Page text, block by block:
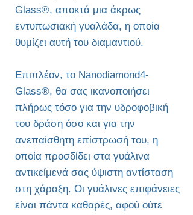
Glass®, αποκτά μια άκρως
εντυπωσιακή γυαλάδα, η οποία
θυμίζει αυτή του διαμαντιού.
Επιπλέον, το Nanodiamond4-
Glass®, θα σας ικανοποιήσει
πλήρως τόσο για την υδροφοβική
του δράση όσο και για την
ανεπαίσθητη επίστρωσή του, η
οποία προσδίδει στα γυάλινα
αντικείμενά σας ύψιστη αντίσταση
στη χάραξη. Οι γυάλινες επιφάνειες
είναι πάντα καθαρές, αφού ούτε